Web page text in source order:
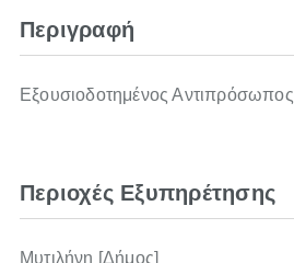
Περιγραφή
Εξουσιοδοτημένος Αντιπρόσωπος
Περιοχές Εξυπηρέτησης
Μυτιλήνη [Δήμος]